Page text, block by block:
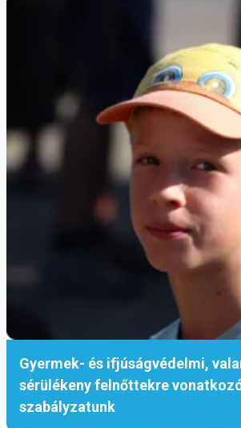
Gyermek- és ifjúságvédelmi,
sérülékeny felnőttekre
szabályzatunk